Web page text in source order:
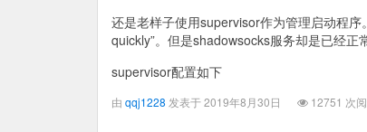
还是老样子使用supervisor作为管理启动程
quickly”。但是shadowsocks服务却是已经正
supervisor配置如下
由 qqj1228 发表于 2019年8月30日 12751 次